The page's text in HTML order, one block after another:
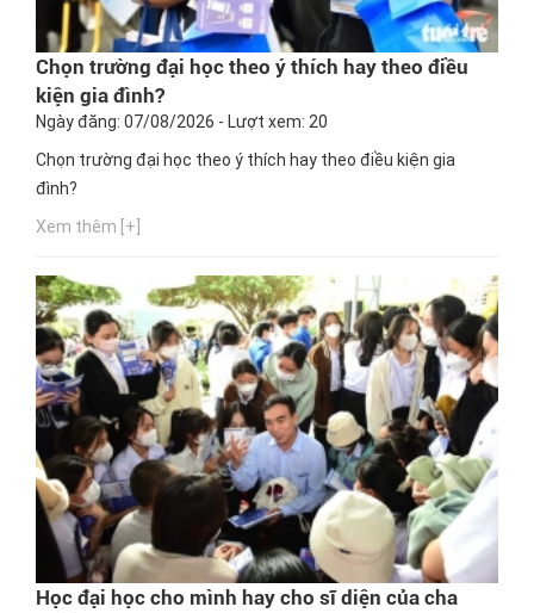
Chọn trường đại học theo ý thích hay theo điều
kiện gia đình?
Ngày đăng: 07/08/2026 - Lượt xem: 20
Chọn trường đại học theo ý thích hay theo điều kiện gia
đình?
Xem thêm [+]
Học đại học cho mình hay cho sĩ diện của cha